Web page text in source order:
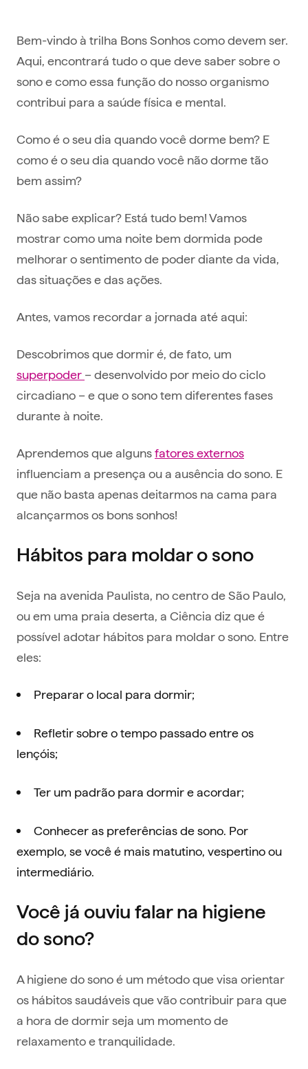
Bem-vindo à trilha Bons Sonhos como devem ser.
Aqui, encontrará tudo o que deve saber sobre o
sono e como essa função do nosso organismo
contribui para a saúde física e mental.
Como é o seu dia quando você dorme bem? E
como é o seu dia quando você não dorme tão
bem assim?
Não sabe explicar? Está tudo bem! Vamos
mostrar como uma noite bem dormida pode
melhorar o sentimento de poder diante da vida,
das situações e das ações.
Antes, vamos recordar a jornada até aqui:
Descobrimos que dormir é, de fato, um
superpoder – desenvolvido por meio do ciclo
circadiano – e que o sono tem diferentes fases
durante à noite.
Aprendemos que algunsfatores externos
influenciam a presença ou a ausência do sono. E
que não basta apenas deitarmos na cama para
alcançarmos os bons sonhos!
Hábitos para moldar o sono
Seja na avenida Paulista, no centro de São Paulo,
ou em uma praia deserta, a Ciência diz que é
possível adotar hábitos para moldar o sono. Entre
eles:
Preparar o local para dormir;
Refletir sobre o tempo passado entre os
lençóis;
Ter um padrão para dormir e acordar;
Conhecer as preferências de sono. Por
exemplo, se você é mais matutino, vespertino ou
intermediário.
Você já ouviu falar na higiene
do sono?
A higiene do sono é um método que visa orientar
os hábitos saudáveis que vão contribuir para que
a hora de dormir seja um momento de
relaxamento e tranquilidade.